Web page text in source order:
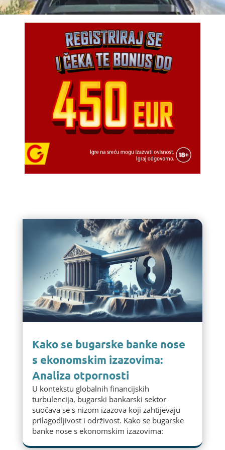
Kako se bugarske banke nose
s ekonomskim izazovima:
Analiza otpornosti
U kontekstu globalnih financijskih
turbulencija, bugarski bankarski sektor
suočava se s nizom izazova koji zahtijevaju
prilagodljivost i održivost. Kako se bugarske
banke nose s ekonomskim izazovima: